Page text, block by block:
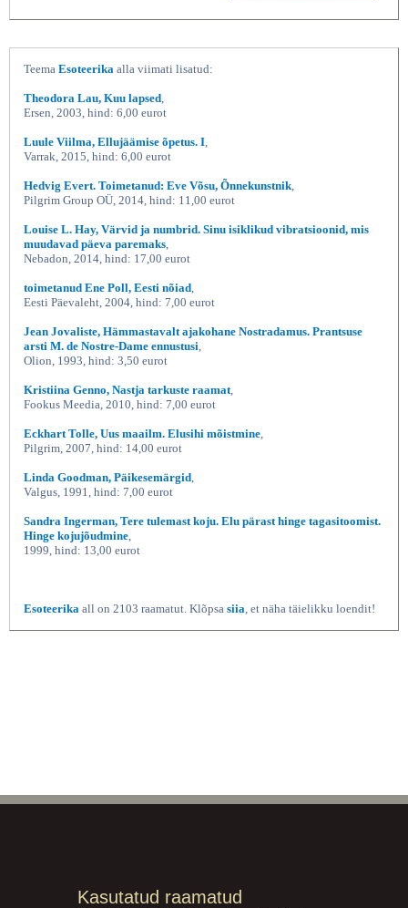
Teema Esoteerika alla viimati lisatud:
Theodora Lau, Kuu lapsed
Ersen, 2003, hind: 6,00 eurot
Luule Viilma, Ellujäämise õpetus. I
Varrak, 2015, hind: 6,00 eurot
Hedvig Evert. Toimetanud: Eve Võsu, Õnnekunstnik
Pilgrim Group OÜ, 2014, hind: 11,00 eurot
Louise L. Hay, Värvid ja numbrid. Sinu isiklikud vibratsioonid, mis
muudavad päeva paremaks
Nebadon, 2014, hind: 17,00 eurot
toimetanud Ene Poll, Eesti nõiad
Eesti Päevaleht, 2004, hind: 7,00 eurot
Jean Jovaliste, Hämmastavalt ajakohane Nostradamus. Prantsuse
arsti M. de Nostre-Dame ennustusi
Olion, 1993, hind: 3,50 eurot
Kristiina Genno, Nastja tarkuste raamat
Fookus Meedia, 2010, hind: 7,00 eurot
Eckhart Tolle, Uus maailm. Elusihi mõistmine
Pilgrim, 2007, hind: 14,00 eurot
Linda Goodman, Päikesemärgid
Valgus, 1991, hind: 7,00 eurot
Sandra Ingerman, Tere tulemast koju. Elu pärast hinge tagasitoomist.
Hinge kojujõudmine
1999, hind: 13,00 eurot
Esoteerika all on 2103 raamatut. Klõpsa siia , et näha täielikku loendit!
Kasutatud raamatud